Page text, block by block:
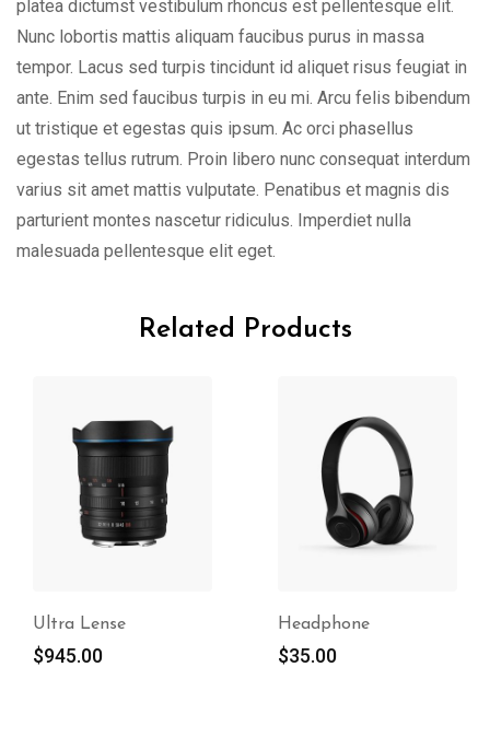
platea dictumst vestibulum rhoncus est pellentesque elit.
Nunc lobortis mattis aliquam faucibus purus in massa
tempor. Lacus sed turpis tincidunt id aliquet risus feugiat in
ante. Enim sed faucibus turpis in eu mi. Arcu felis bibendum
ut tristique et egestas quis ipsum. Ac orci phasellus
egestas tellus rutrum. Proin libero nunc consequat interdum
varius sit amet mattis vulputate. Penatibus et magnis dis
parturient montes nascetur ridiculus. Imperdiet nulla
malesuada pellentesque elit eget.
Related Products
Ultra Lense
$945.00
Headphone
$35.00